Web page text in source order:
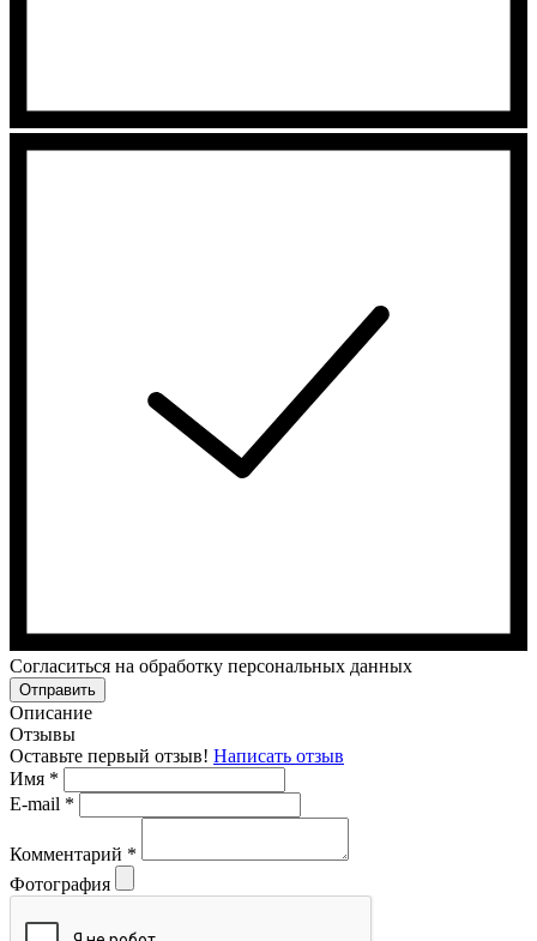
Cогласиться на обработку персональных данных
Отправить
Описание
Отзывы
Оставьте первый отзыв! Написать отзыв
Имя *
E-mail *
Комментарий *
Фотография